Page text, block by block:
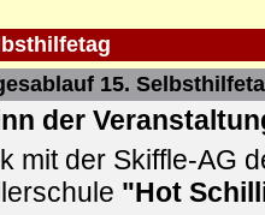
15.
der
mit der Skiffle-AG
"Hot